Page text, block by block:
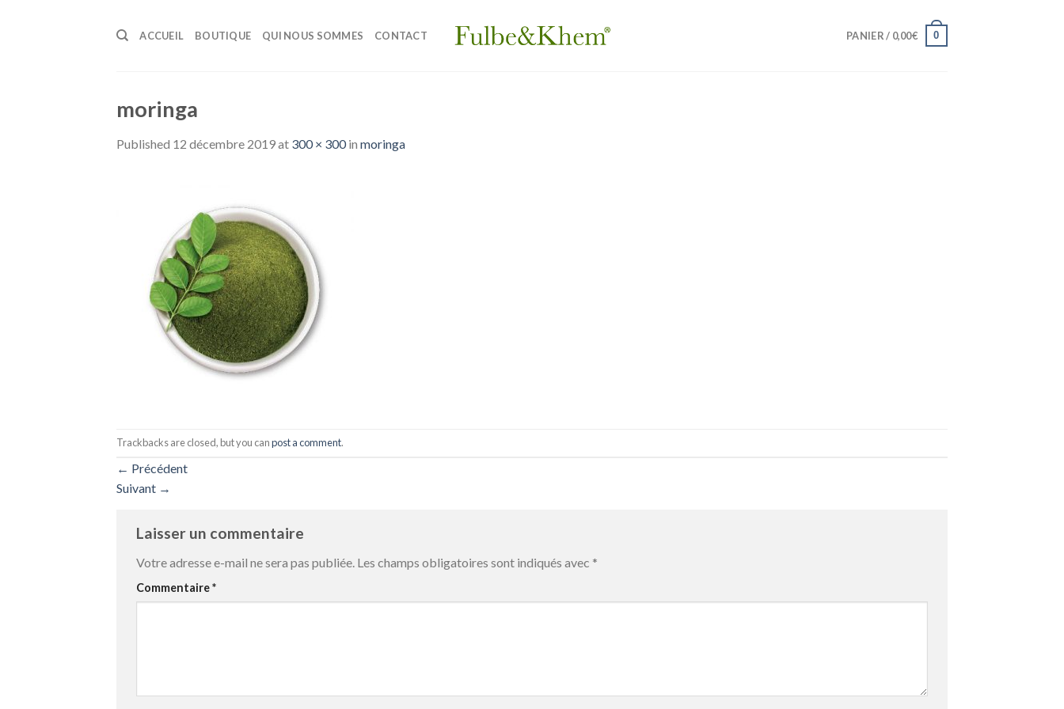
ACCUEIL BOUTIQUE QUI NOUS SOMMES CONTACT PANIER / 0,00€ 0
moringa
Published 12 décembre 2019at 300 × 300in moringa
Trackbacks are closed, but you canpost a comment.
← Précédent
Suivant →
Laisser un commentaire
Votre adresse e-mail ne sera pas publiée. Les champs obligatoires sont indiqués avec *
Commentaire*